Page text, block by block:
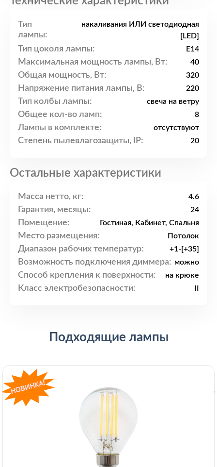
Тип
лампы:
накаливания ИЛИ светодиодная
[LED]
Тип цоколя лампы: E14
Максимальная мощность лампы, Вт: 40
Общая мощность, Вт: 320
Напряжение питания лампы, В: 220
Тип колбы лампы: свеча на ветру
Общее кол-во ламп: 8
Лампы в комплекте: отсутствуют
Степень пылевлагозащиты, IP: 20
Остальные характеристики
Масса нетто, кг: 4.6
Гарантия, месяцы: 24
Помещение: Гостиная, Кабинет, Спальня
Место размещения: Потолок
Диапазон рабочих температур: +1-[+35]
Возможность подключения диммера: можно
Способ крепления к поверхности: на крюке
Класс электробезопасности:
Подходящие лампы